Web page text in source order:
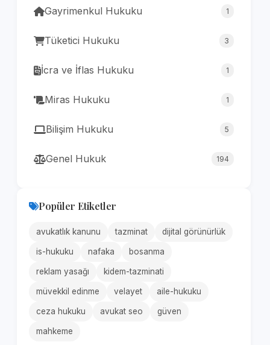
Gayrimenkul Hukuku 1
Tüketici Hukuku 3
İcra ve İflas Hukuku 1
Miras Hukuku 1
Bilişim Hukuku 5
Genel Hukuk 194
Popüler Etiketler
avukatlık kanunu tazminat dijital görünürlük
is-hukuku nafaka bosanma
reklam yasağı kidem-tazminati
müvekkil edinme velayet aile-hukuku
ceza hukuku avukat seo güven
mahkeme